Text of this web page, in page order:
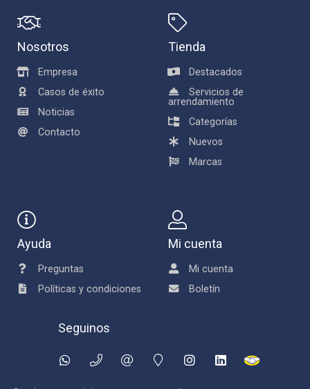
Nosotros
Empresa
Casos de éxito
Noticias
Contacto
Tienda
Destacados
Servicios de
arrendamiento
Categorías
Nuevos
Marcas
Ayuda
Preguntas
Políticas y condiciones
Mi cuenta
Mi cuenta
Boletín
Seguinos